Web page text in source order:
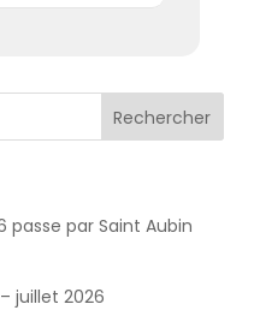
passe par Saint Aubin
juillet 2026